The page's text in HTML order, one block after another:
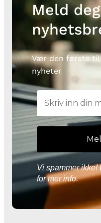
Meld
Vær den første
nyheter
Vi spammer ikke!
for mer info.